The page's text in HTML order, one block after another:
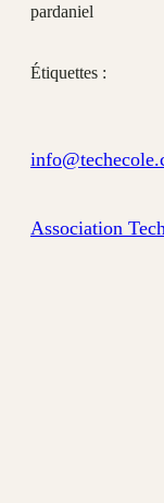
pardaniel
Étiquettes :
Association